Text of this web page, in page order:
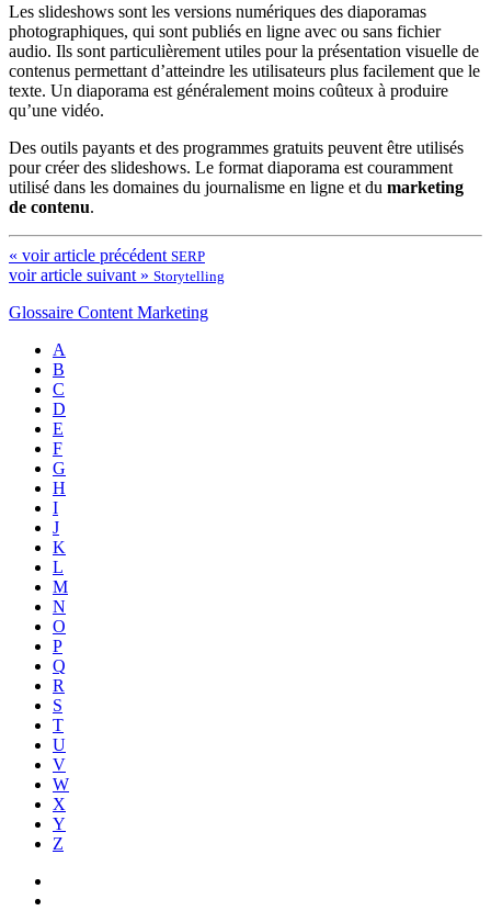
Les slideshows sont les versions numériques des diaporamas
photographiques, qui sont publiés en ligne avec ou sans fichier
audio. Ils sont particulièrement utiles pour la présentation visuelle de
contenus permettant d’atteindre les utilisateurs plus facilement que le
texte. Un diaporama est généralement moins coûteux à produire
qu’une vidéo.
Des outils payants et des programmes gratuits peuvent être utilisés
pour créer des slideshows. Le format diaporama est couramment
utilisé dans les domaines du journalisme en ligne et du marketing
de contenu.
« voir article précédent SERP
voir article suivant » Storytelling
Glossaire Content Marketing
A
B
C
D
E
F
G
H
I
J
K
L
M
N
O
P
Q
R
S
T
U
V
W
X
Y
Z